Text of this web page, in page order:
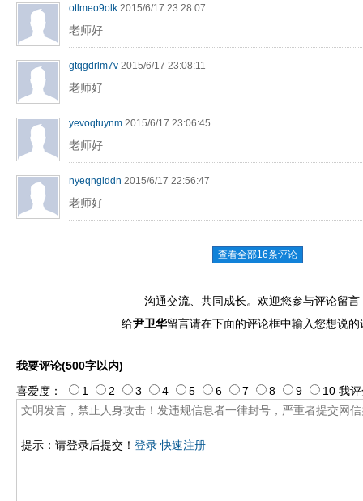
otlmeo9olk 2015/6/17 23:28:07
老师好
gtqgdrlm7v 2015/6/17 23:08:11
老师好
yevoqtuynm 2015/6/17 23:06:45
老师好
nyeqnglddn 2015/6/17 22:56:47
老师好
查看全部16条评论
沟通交流、共同成长。欢迎您参与评论留言
给尹卫华留言请在下面的评论框中输入您想说的
我要评论(500字以内)
提示：请登录后提交！ 登录 快速注册
喜爱度： 1 2 3 4 5 6 7 8 9 10 我评